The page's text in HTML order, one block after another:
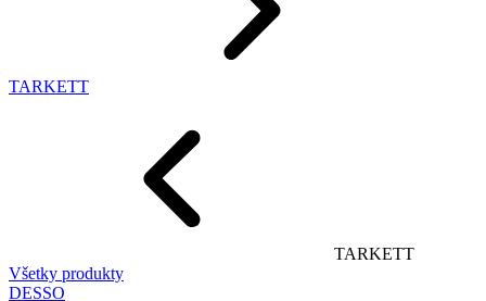
TARKETT
TARKETT
Všetky produkty
DESSO